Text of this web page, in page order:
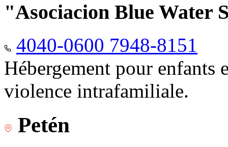
"Asociacion Blue Water
4040-0600 7948-8151
Hébergement pour enfants
violence intrafamiliale.
Petén